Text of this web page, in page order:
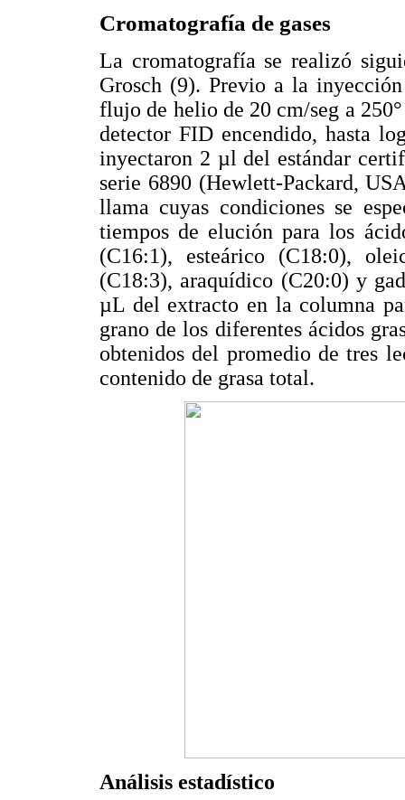
Cromatografía de gases
La cromatografía se realizó
Grosch (9). Previo a la
flujo de helio de 20 cm/seg a
detector FID encendido, hasta
inyectaron 2 µl del estándar
serie 6890 (Hewlett-Packard,
llama cuyas condiciones se
tiempos de elución para los
(C16:1), esteárico (C18:0),
(C18:3), araquídico (C20:0) y
µL del extracto en la columna
grano de los diferentes ácidos
obtenidos del promedio de tres
contenido de grasa total.
Análisis estadístico